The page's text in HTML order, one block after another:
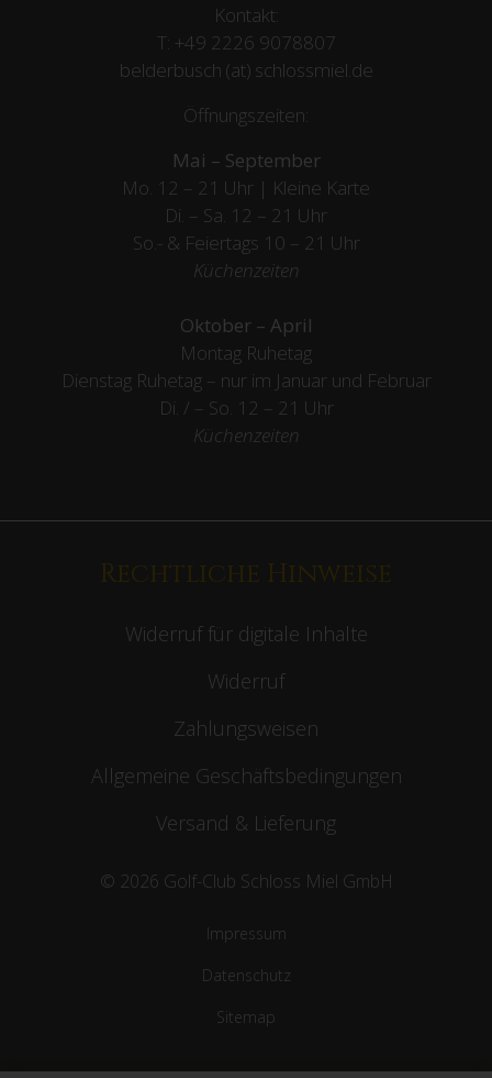
Kontakt:
T: +49 2226 9078807
belderbusch (at) schlossmiel.de
Öffnungszeiten:
Mai – September
Mo. 12 – 21 Uhr | Kleine Karte
Di. – Sa. 12 – 21 Uhr
So.- & Feiertags 10 – 21 Uhr
Küchenzeiten
Oktober – April
Montag Ruhetag
Dienstag Ruhetag – nur im Januar und Februar
Di. / – So. 12 – 21 Uhr
Küchenzeiten
Rechtliche Hinweise
Widerruf für digitale Inhalte
Widerruf
Zahlungsweisen
Allgemeine Geschäftsbedingungen
Versand & Lieferung
© 2026 Golf-Club Schloss Miel GmbH
Impressum
Datenschutz
Sitemap